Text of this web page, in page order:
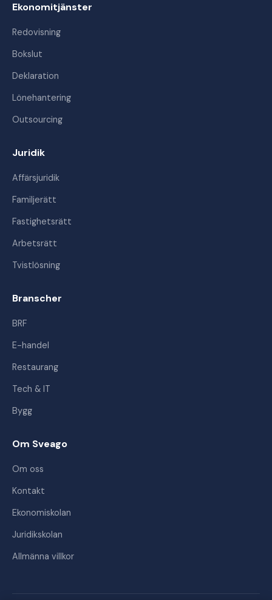
Ekonomitjänster
Redovisning
Bokslut
Deklaration
Lönehantering
Outsourcing
Juridik
Affärsjuridik
Familjerätt
Fastighetsrätt
Arbetsrätt
Tvistlösning
Branscher
BRF
E-handel
Restaurang
Tech & IT
Bygg
Om Sveago
Om oss
Kontakt
Ekonomiskolan
Juridikskolan
Allmänna villkor